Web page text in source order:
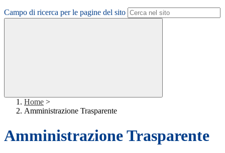
Campo di ricerca per le pagine del sito
Home >
Amministrazione Trasparente
Amministrazione Trasparente